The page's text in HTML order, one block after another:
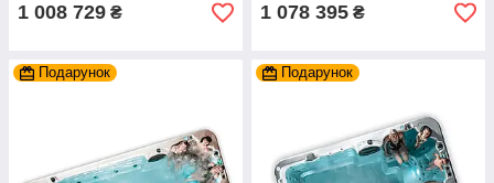
1 008 729 ₴ 1 078 395 ₴
Подарунок Подарунок